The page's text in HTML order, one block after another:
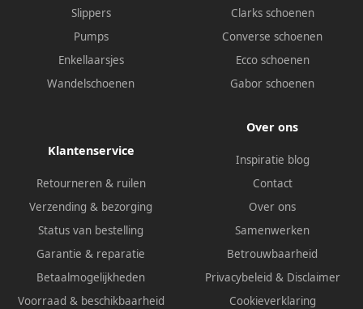
Slippers
Pumps
Enkellaarsjes
Wandelschoenen
Clarks schoenen
Converse schoenen
Ecco schoenen
Gabor schoenen
Klantenservice
Retourneren & ruilen
Verzending & bezorging
Status van bestelling
Garantie & reparatie
Betaalmogelijkheden
Voorraad & beschikbaarheid
Over ons
Inspiratie blog
Contact
Over ons
Samenwerken
Betrouwbaarheid
Privacybeleid & Disclaimer
Cookieverklaring